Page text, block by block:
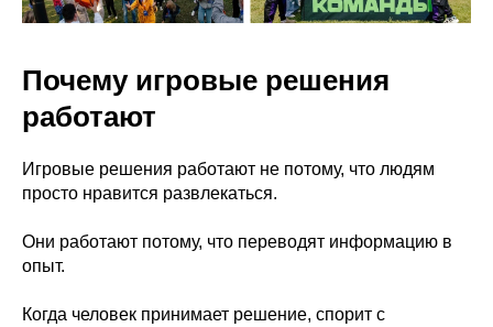
Почему игровые решения
работают
Игровые решения работают не потому, что людям
просто нравится развлекаться.
Они работают потому, что переводят информацию в
опыт.
Когда человек принимает решение, спорит с